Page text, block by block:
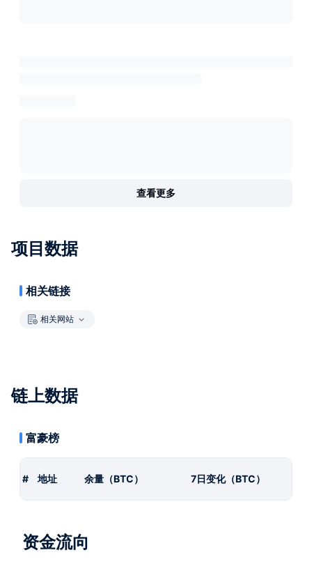
查看更多
项目数据
相关链接
相关网站
链上数据
富豪榜
# 地址 余量（BTC） 7日变化（BTC）
资金流向